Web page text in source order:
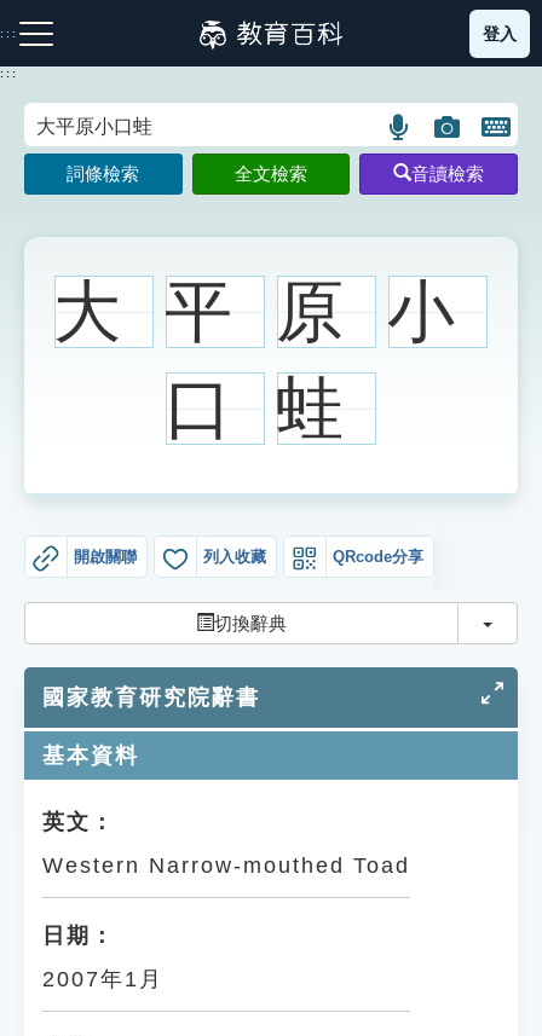
到
主
:::
注音索引圖示 筆畫索引圖示 部首索引表圖示
成語故事
索引選單
知識索引
生命大百科索引
遊戲專區
教學應用
貓頭鷹博士
登入
:::
語
言
搜
示
圖
片
搜
示
開
鍵
圖
詞條檢索 全文檢索 音讀檢索
大 平 原 小
口 蛙
開啟關聯 列入收藏 QRcode分享
切換辭典 切換
國家教育研究院辭書
基本資料
英文：
Western Narrow-mouthed Toad
日期：
2007年1月